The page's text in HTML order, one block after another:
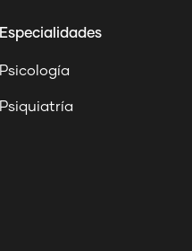
Especialidades
Psicología
Psiquiatría